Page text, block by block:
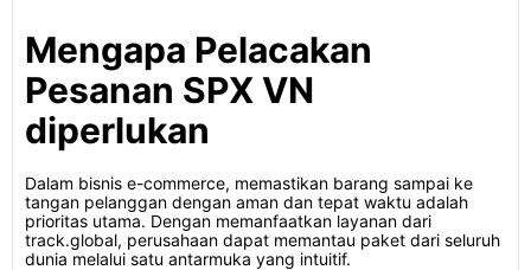
Mengapa Pelacakan
Pesanan SPX VN
diperlukan
Dalam bisnis e-commerce, memastikan barang sampai ke
tangan pelanggan dengan aman dan tepat waktu adalah
prioritas utama. Dengan memanfaatkan layanan dari
track.global, perusahaan dapat memantau paket dari seluruh
dunia melalui satu antarmuka yang intuitif.